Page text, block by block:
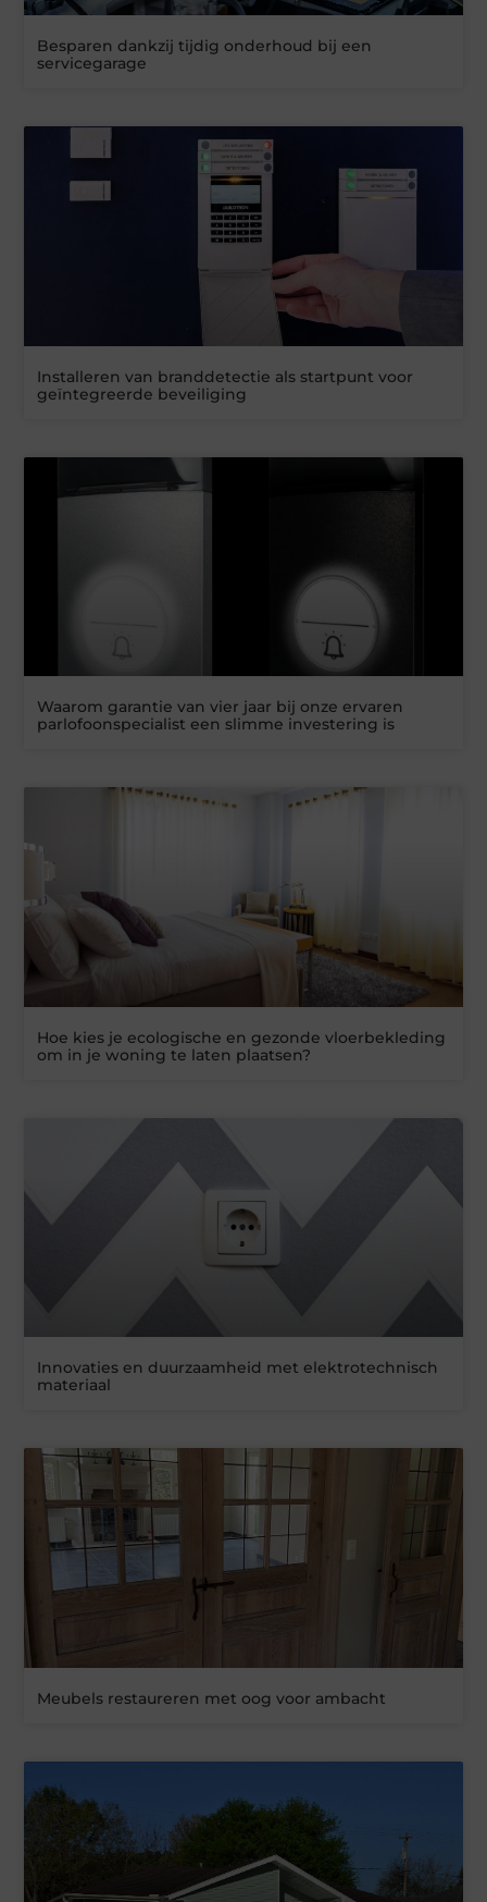
Besparen dankzij tijdig onderhoud bij een
servicegarage
Installeren van branddetectie als startpunt voor
geïntegreerde beveiliging
Waarom garantie van vier jaar bij onze ervaren
parlofoonspecialist een slimme investering is
Hoe kies je ecologische en gezonde vloerbekleding
om in je woning te laten plaatsen?
Innovaties en duurzaamheid met elektrotechnisch
materiaal
Meubels restaureren met oog voor ambacht